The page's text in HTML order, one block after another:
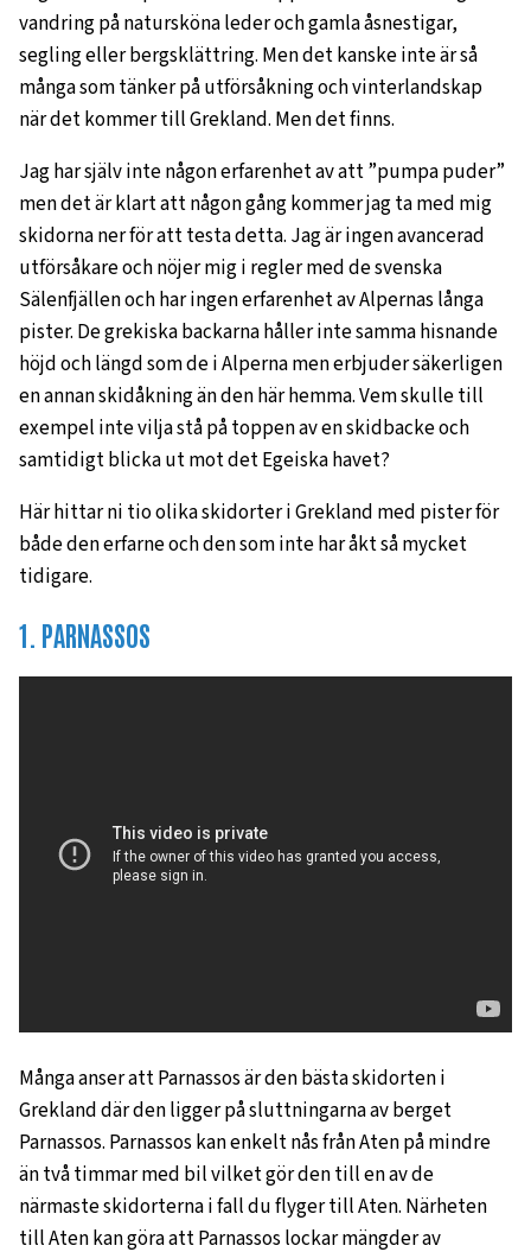
vandring på natursköna leder och gamla åsnestigar,
segling eller bergsklättring. Men det kanske inte är så
många som tänker på utförsåkning och vinterlandskap
när det kommer till Grekland. Men det finns.
Jag har själv inte någon erfarenhet av att ”pumpa puder”
men det är klart att någon gång kommer jag ta med mig
skidorna ner för att testa detta. Jag är ingen avancerad
utförsåkare och nöjer mig i regler med de svenska
Sälenfjällen och har ingen erfarenhet av Alpernas långa
pister. De grekiska backarna håller inte samma hisnande
höjd och längd som de i Alperna men erbjuder säkerligen
en annan skidåkning än den här hemma. Vem skulle till
exempel inte vilja stå på toppen av en skidbacke och
samtidigt blicka ut mot det Egeiska havet?
Här hittar ni tio olika skidorter i Grekland med pister för
både den erfarne och den som inte har åkt så mycket
tidigare.
1. PARNASSOS
Många anser att Parnassos är den bästa skidorten i
Grekland där den ligger på sluttningarna av berget
Parnassos. Parnassos kan enkelt nås från Aten på mindre
än två timmar med bil vilket gör den till en av de
närmaste skidorterna i fall du flyger till Aten. Närheten
till Aten kan göra att Parnassos lockar mängder av